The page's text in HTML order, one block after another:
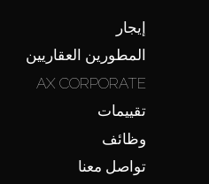
إيجار
المطورين العقاريين
AX CORPORATE
تقييمات
وظائف
تواصل معنا